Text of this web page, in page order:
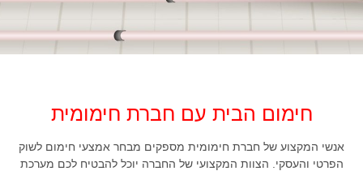
חימום הבית עם חברת חימומית
אנשי המקצוע של חברת חימומית מספקים מבחר אמצעי חימום לשוק
הפרטי והעסקי. הצוות המקצועי של החברה יוכל להבטיח לכם מערכת